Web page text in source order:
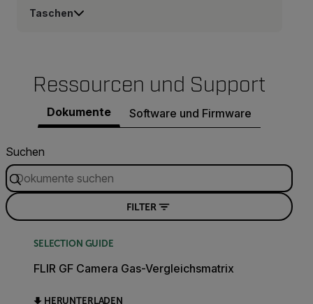
Taschen
Ressourcen und Support
Dokumente Software und Firmware
Suchen
FILTER
SELECTION GUIDE
FLIR GF Camera Gas-Vergleichsmatrix
HERUNTERLADEN